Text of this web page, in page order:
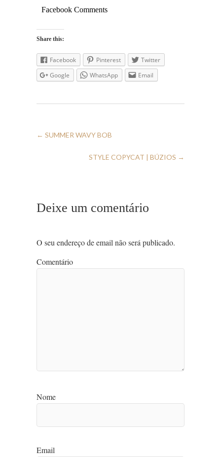
Facebook Comments
Share this:
Facebook Pinterest
Twitter
Google
WhatsApp Email
← SUMMER WAVY BOB
STYLE COPYCAT | BÚZIOS →
Deixe um comentário
O seu endereço de email não será publicado.
Comentário
Nome
Email